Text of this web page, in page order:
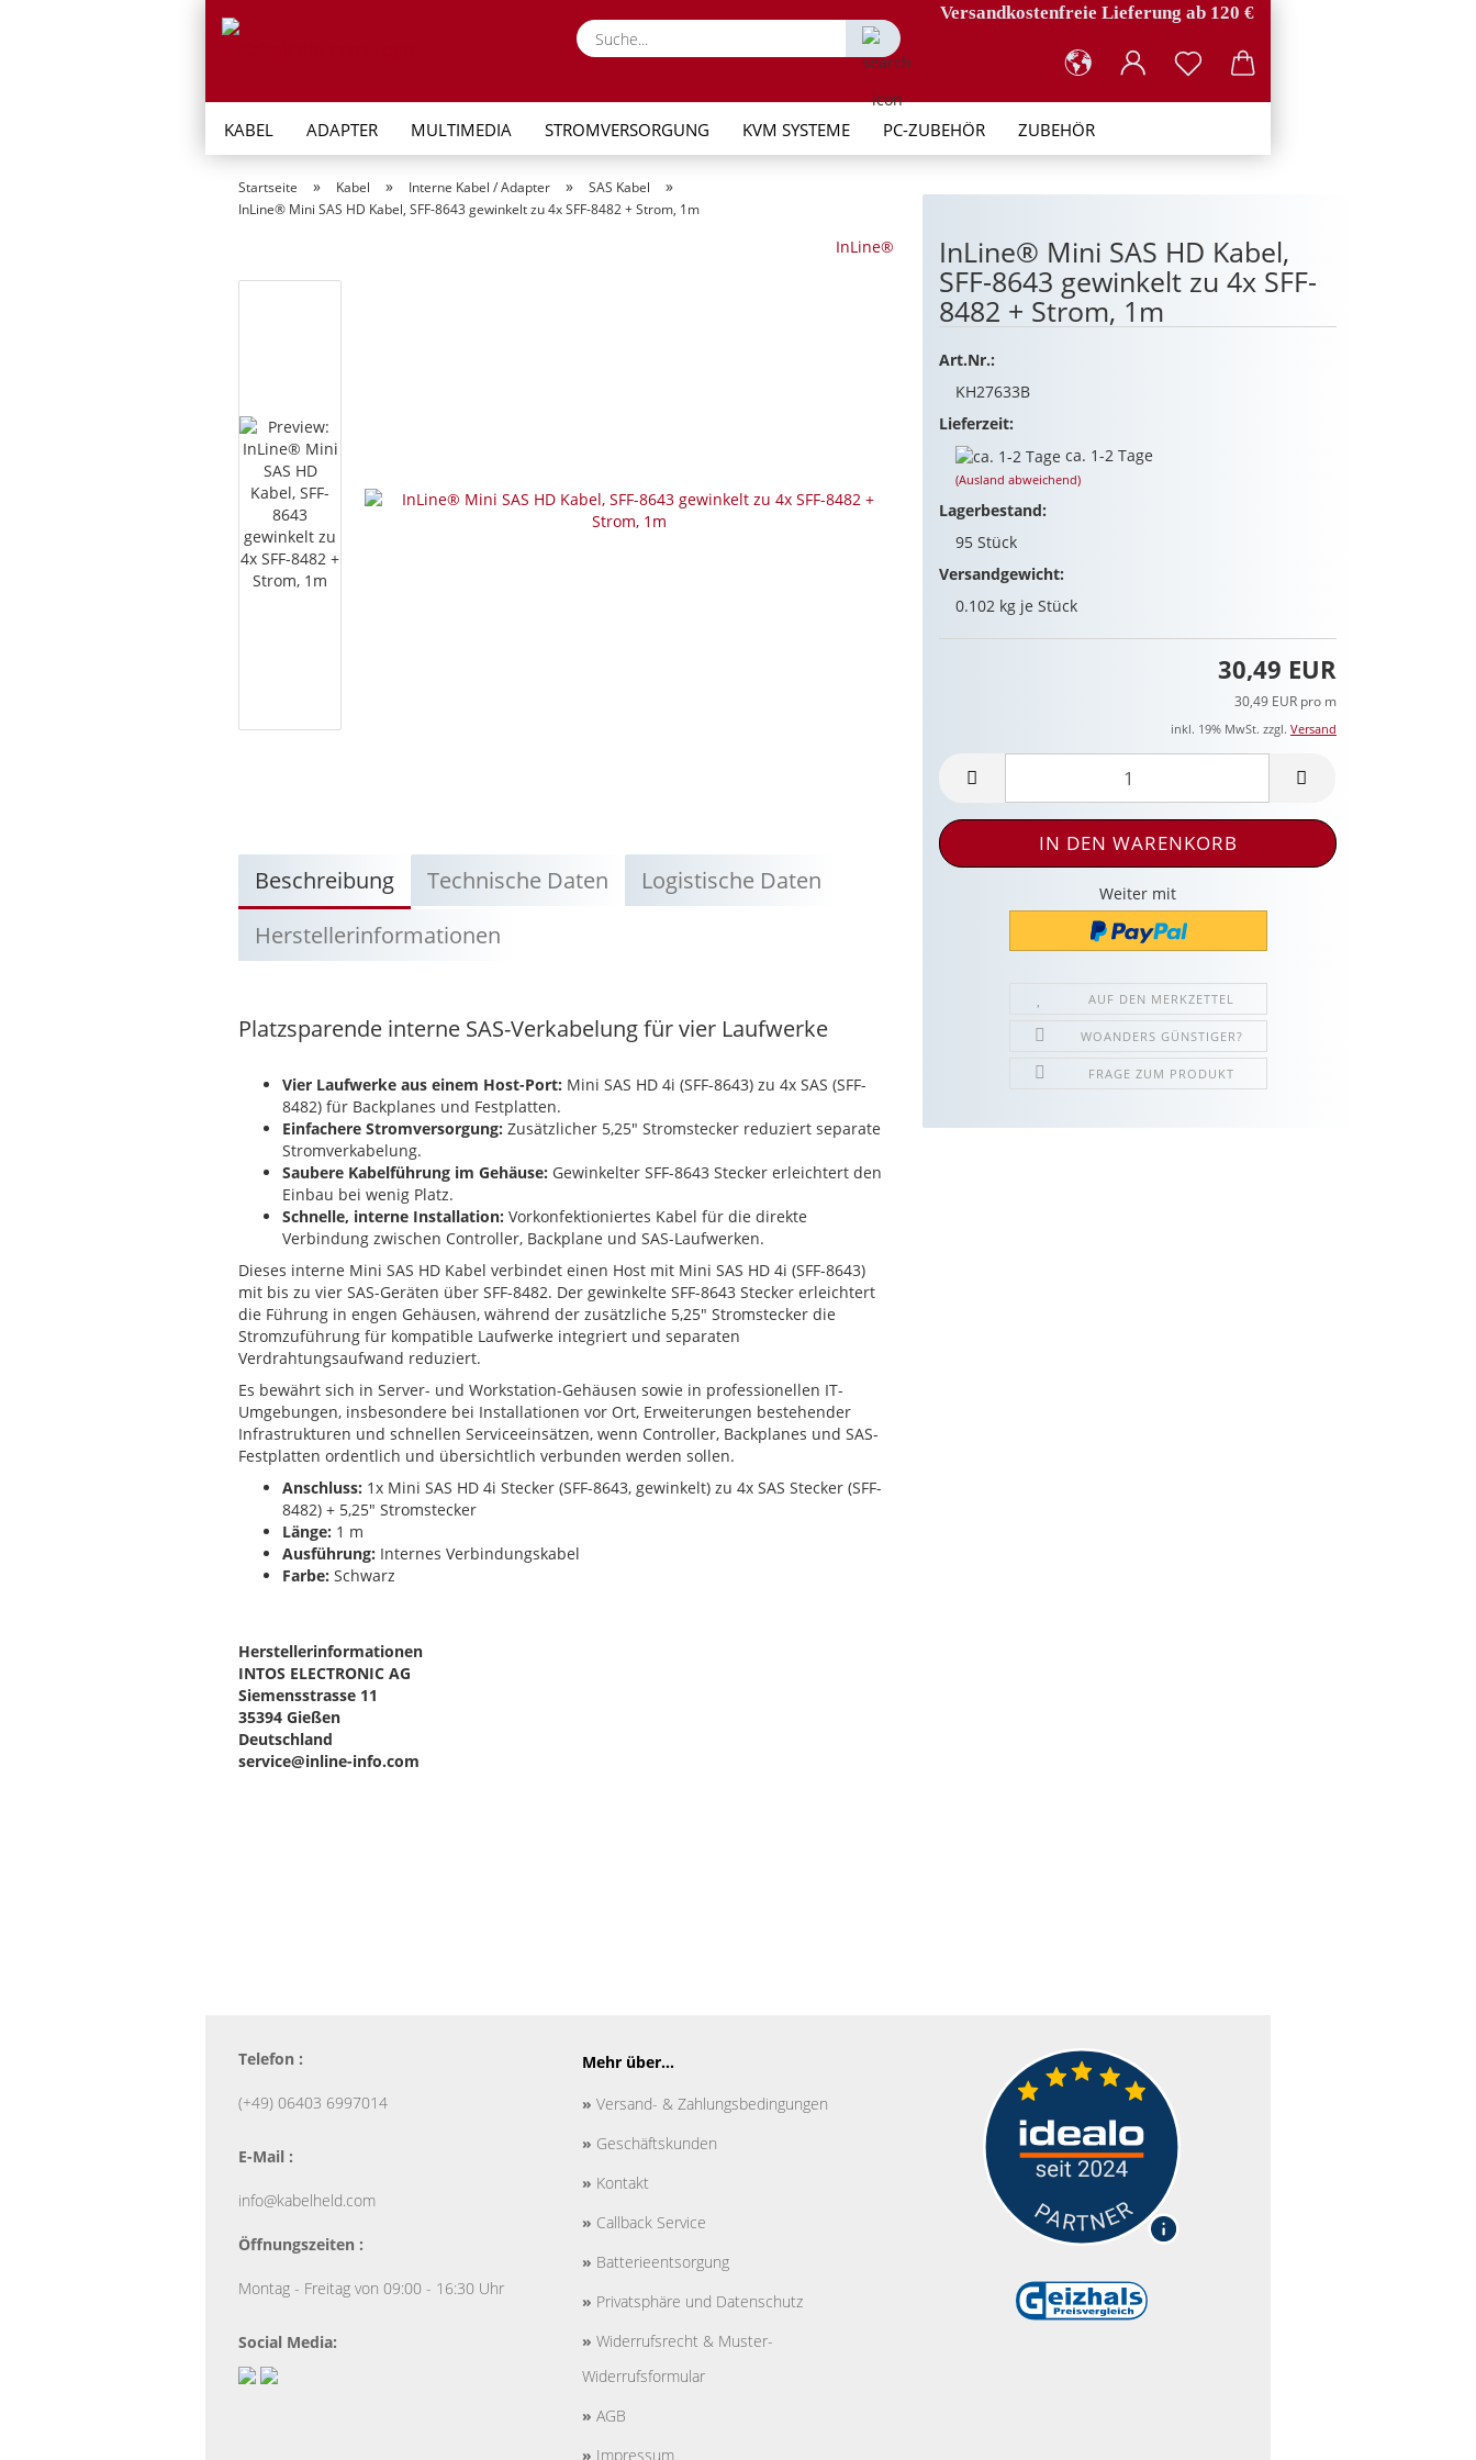
Suche...
Versandkostenfreie Lieferung ab 120 €
KABEL ADAPTER MULTIMEDIA STROMVERSORGUNG KVM SYSTEME PC-ZUBEHÖR ZUBEHÖR
Startseite » Kabel » Interne Kabel / Adapter » SAS Kabel »
InLine® Mini SAS HD Kabel, SFF-8643 gewinkelt zu 4x SFF-8482 + Strom, 1m
InLine® InLine® Mini SAS HD Kabel,
SFF-8643 gewinkelt zu 4x SFF-
8482 + Strom, 1m
Art.Nr.:
KH27633B
Lieferzeit:
ca. 1-2 Tage
(Ausland abweichend)
Lagerbestand:
95Stück
Versandgewicht:
0.102 kg je Stück
30,49 EUR
30,49 EUR pro m
inkl. 19% MwSt. zzgl. Versand
Weiter mit
AUF DEN MERKZETTEL
WOANDERS GÜNSTIGER?
FRAGE ZUM PRODUKT
Beschreibung Technische Daten
Logistische Daten
Herstellerinformationen
Platzsparende interne SAS-Verkabelung für vier Laufwerke
Vier Laufwerke aus einem Host-Port: Mini SAS HD 4i (SFF-8643) zu 4x SAS (SFF-
8482) für Backplanes und Festplatten.
Einfachere Stromversorgung: Zusätzlicher 5,25" Stromstecker reduziert separate
Stromverkabelung.
Saubere Kabelführung im Gehäuse: Gewinkelter SFF-8643 Stecker erleichtert den
Einbau bei wenig Platz.
Schnelle, interne Installation: Vorkonfektioniertes Kabel für die direkte
Verbindung zwischen Controller, Backplane und SAS-Laufwerken.
Dieses interne Mini SAS HD Kabel verbindet einen Host mit Mini SAS HD 4i (SFF-8643)
mit bis zu vier SAS-Geräten über SFF-8482. Der gewinkelte SFF-8643 Stecker erleichtert
die Führung in engen Gehäusen, während der zusätzliche 5,25" Stromstecker die
Stromzuführung für kompatible Laufwerke integriert und separaten
Verdrahtungsaufwand reduziert.
Es bewährt sich in Server- und Workstation-Gehäusen sowie in professionellen IT-
Umgebungen, insbesondere bei Installationen vor Ort, Erweiterungen bestehender
Infrastrukturen und schnellen Serviceeinsätzen, wenn Controller, Backplanes und SAS-
Festplatten ordentlich und übersichtlich verbunden werden sollen.
Anschluss: 1x Mini SAS HD 4i Stecker (SFF-8643, gewinkelt) zu 4x SAS Stecker (SFF-
8482) + 5,25" Stromstecker
Länge: 1 m
Ausführung: Internes Verbindungskabel
Farbe: Schwarz
Herstellerinformationen
INTOS ELECTRONIC AG
Siemensstrasse 11
35394 Gießen
Deutschland
service@inline-info.com
Telefon :
(+49) 06403 6997014
E-Mail :
info@kabelheld.com
Öffnungszeiten :
Montag - Freitag von 09:00 - 16:30 Uhr
Social Media:
Mehr über...
» Versand- & Zahlungsbedingungen
» Geschäftskunden
» Kontakt
» Callback Service
» Batterieentsorgung
» Privatsphäre und Datenschutz
» Widerrufsrecht & Muster-
Widerrufsformular
» AGB
» Impressum